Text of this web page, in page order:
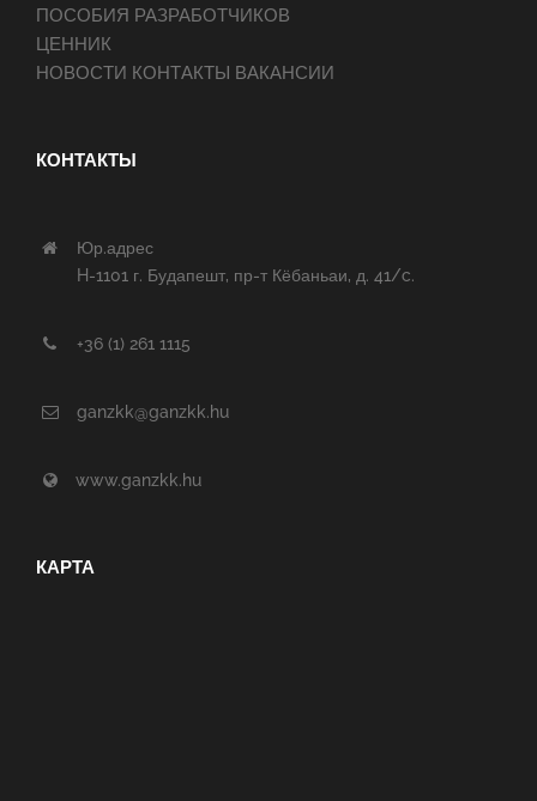
ПОСОБИЯ РАЗРАБОТЧИКОВ
ЦЕННИК
НОВОСТИ КОНТАКТЫ ВАКАНСИИ
КОНТАКТЫ
Юр.адрес
H-1101 г. Будапешт, пр-т Кёбаньаи, д. 41/c.
+36 (1) 261 1115
ganzkk@ganzkk.hu
www.ganzkk.hu
КАРТА